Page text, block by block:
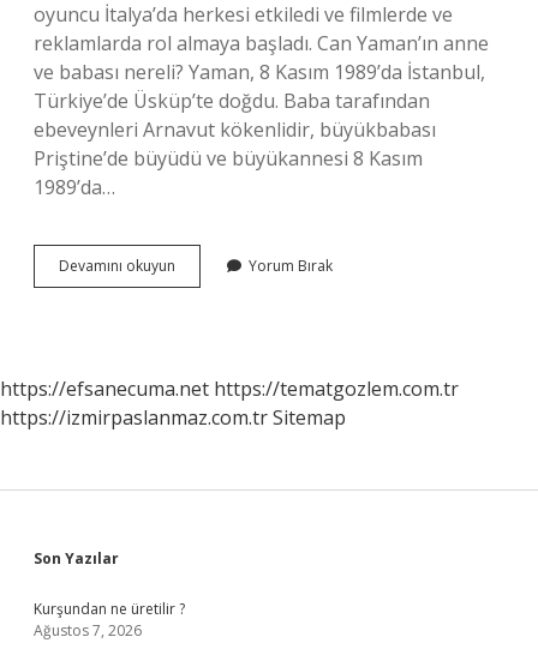
oyuncu İtalya’da herkesi etkiledi ve filmlerde ve
reklamlarda rol almaya başladı. Can Yaman’ın anne
ve babası nereli? Yaman, 8 Kasım 1989’da İstanbul,
Türkiye’de Üsküp’te doğdu. Baba tarafından
ebeveynleri Arnavut kökenlidir, büyükbabası
Priştine’de büyüdü ve büyükannesi 8 Kasım
1989’da…
Devamını okuyun
Yaman
Yorum Bırak
https://efsanecuma.net https://tematgozlem.com.tr
https://izmirpaslanmaz.com.trSitemap
Sidebar
Son Yazılar
Kurşundan ne üretilir ?
Ağustos 7, 2026